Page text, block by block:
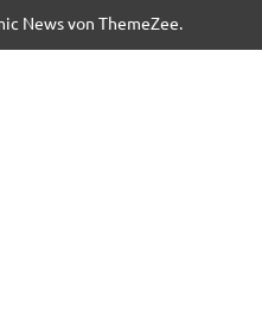
News von ThemeZee.